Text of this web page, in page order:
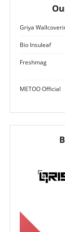
Griya
Bio Insuleaf
Freshmag
METOO Official